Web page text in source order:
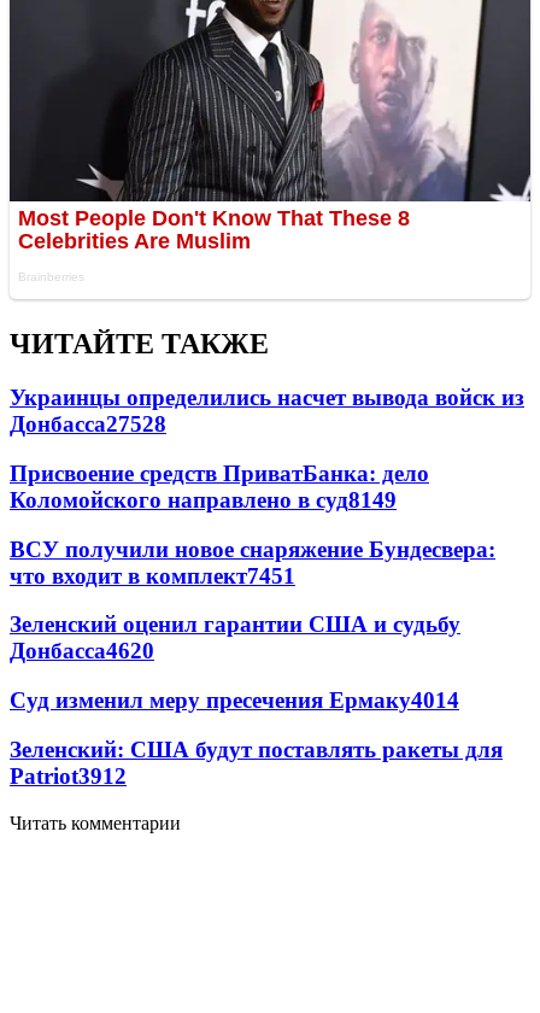
ЧИТАЙТЕ ТАКЖЕ
Украинцы определились насчет вывода войск из
Донбасса27528
Присвоение средств ПриватБанка: дело
Коломойского направлено в суд8149
ВСУ получили новое снаряжение Бундесвера:
что входит в комплект7451
Зеленский оценил гарантии США и судьбу
Донбасса4620
Суд изменил меру пресечения Ермаку4014
Зеленский: США будут поставлять ракеты для
Patriot3912
Читать комментарии